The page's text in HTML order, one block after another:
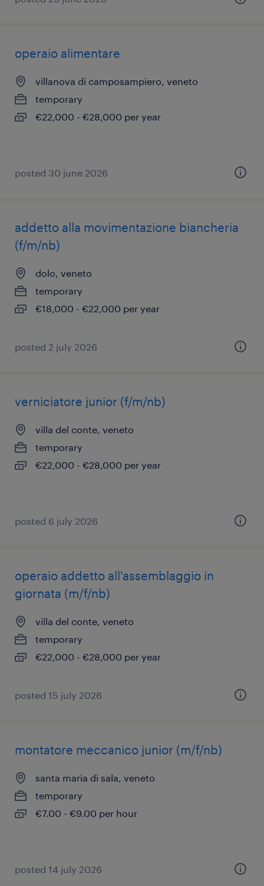
operaio alimentare
villanova di camposampiero, veneto
temporary
€22,000 - €28,000 per year
posted 30 june 2026
addetto alla movimentazione biancheria
(f/m/nb)
dolo, veneto
temporary
€18,000 - €22,000 per year
posted 2 july 2026
verniciatore junior (f/m/nb)
villa del conte, veneto
temporary
€22,000 - €28,000 per year
posted 6 july 2026
operaio addetto all'assemblaggio in
giornata (m/f/nb)
villa del conte, veneto
temporary
€22,000 - €28,000 per year
posted 15 july 2026
montatore meccanico junior (m/f/nb)
santa maria di sala, veneto
temporary
€7.00 - €9.00 per hour
posted 14 july 2026